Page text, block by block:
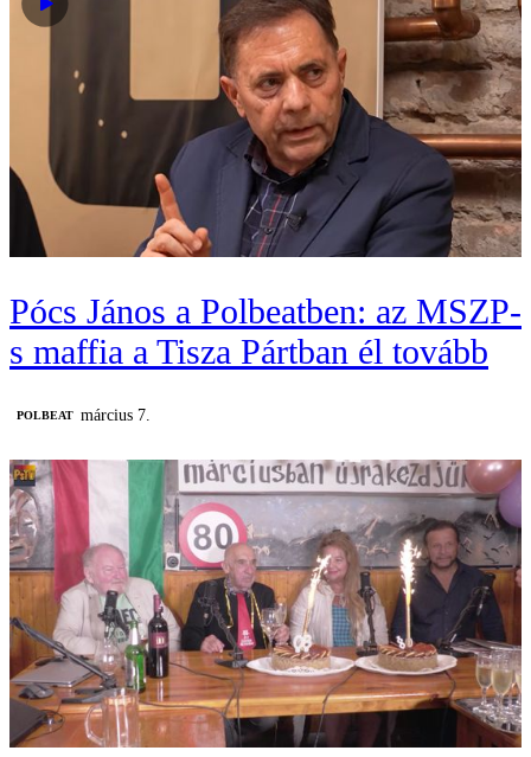
Pócs János a Polbeatben: az MSZP-
s maffia a Tisza Pártban él tovább
‎POLBEAT március 7.